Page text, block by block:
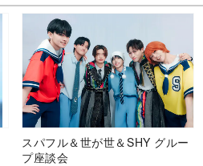
スパフル＆世が世＆SHY グルー
プ座談会